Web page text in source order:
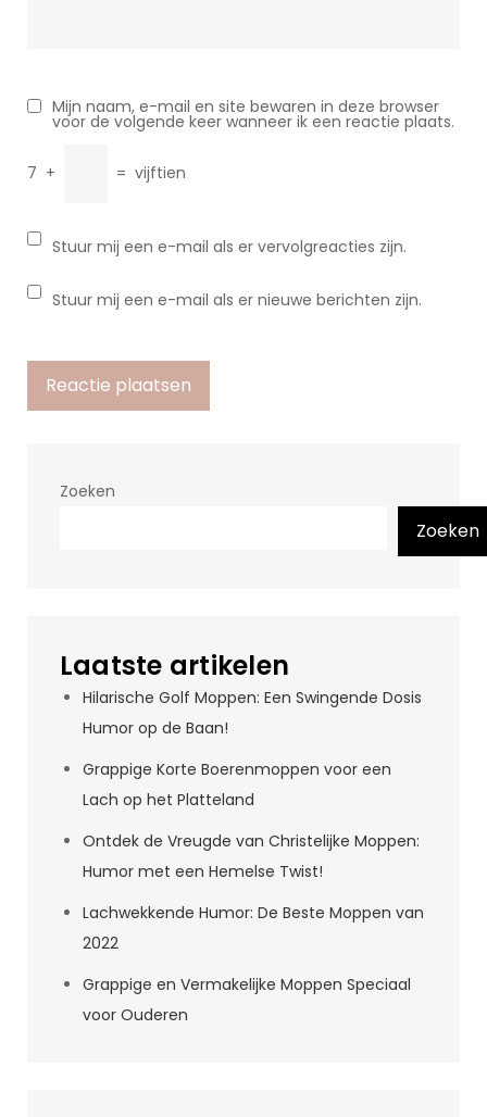
Mijn naam, e-mail en site bewaren in deze browser
voor de volgende keer wanneer ik een reactie plaats.
7 + = vijftien
Stuur mij een e-mail als er vervolgreacties zijn.
Stuur mij een e-mail als er nieuwe berichten zijn.
Zoeken
Zoeken
Laatste artikelen
Hilarische Golf Moppen: Een Swingende Dosis
Humor op de Baan!
Grappige Korte Boerenmoppen voor een
Lach op het Platteland
Ontdek de Vreugde van Christelijke Moppen:
Humor met een Hemelse Twist!
Lachwekkende Humor: De Beste Moppen van
2022
Grappige en Vermakelijke Moppen Speciaal
voor Ouderen